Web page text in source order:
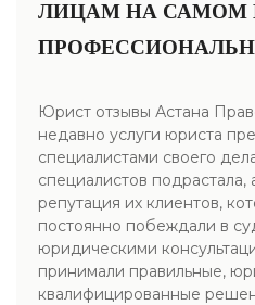
ЛИЦАМ НА
Юрист отзывы Астана
недавно услуги юриста
специалистами своего
специалистов подрастала,
репутация их клиентов,
постоянно побеждали в
юридическими
принимали правильные,
квалифицированные